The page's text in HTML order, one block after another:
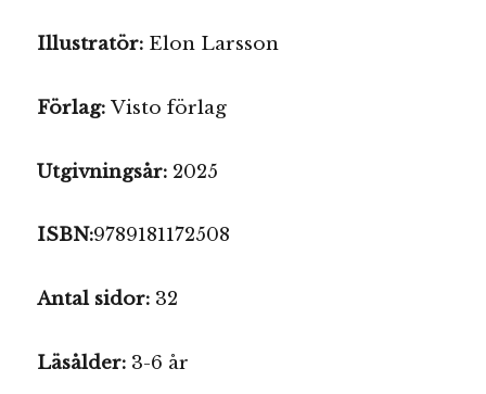
Illustratör: Elon Larsson
Förlag:Visto förlag
Utgivningsår: 2025
ISBN:9789181172508
Antal sidor: 32
Läsålder: 3-6 år